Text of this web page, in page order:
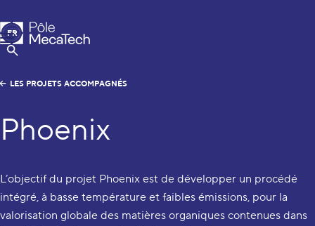
Pôle MecaTech
Menu
Afficher la Recherche
FR
EN
LES PROJETS ACCOMPAGNÉS
Phoenix
L’objectif du projet Phoenix est de développer un procédé
intégré, à basse température et faibles émissions, pour la
valorisation globale des matières organiques contenues dans